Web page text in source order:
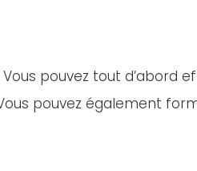
pouvez tout d’abord
pouvez également